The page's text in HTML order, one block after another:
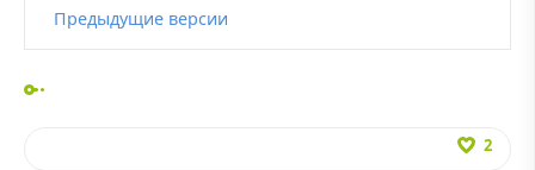
Предыдущие версии
2